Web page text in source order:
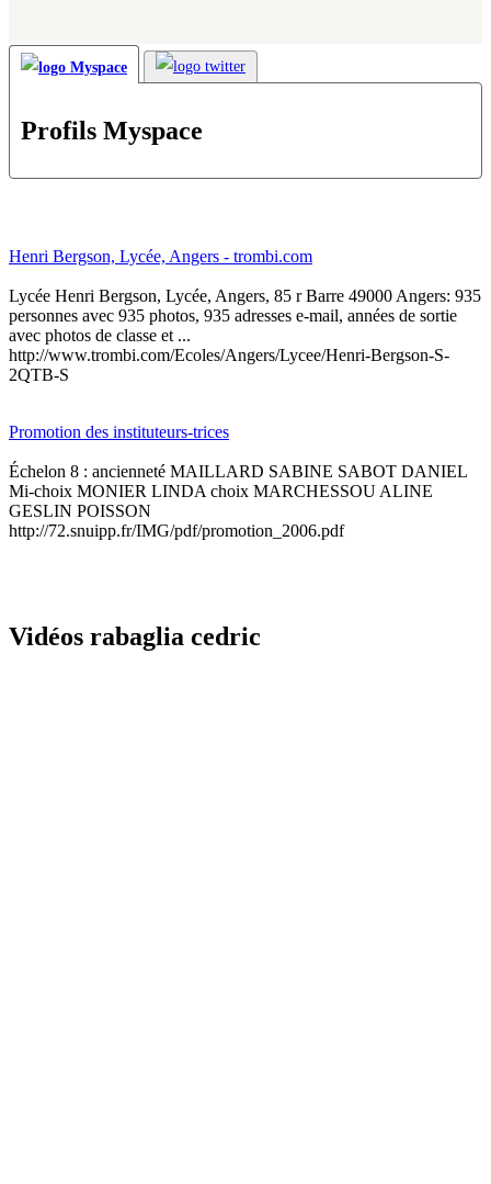
Profils Myspace
Henri Bergson, Lycée, Angers - trombi.com
Lycée Henri Bergson, Lycée, Angers, 85 r Barre 49000 Angers: 935
personnes avec 935 photos, 935 adresses e-mail, années de sortie
avec photos de classe et ...
http://www.trombi.com/Ecoles/Angers/Lycee/Henri-Bergson-S-
2QTB-S
Promotion des instituteurs-trices
Échelon 8 : ancienneté MAILLARD SABINE SABOT DANIEL
Mi-choix MONIER LINDA choix MARCHESSOU ALINE
GESLIN POISSON
http://72.snuipp.fr/IMG/pdf/promotion_2006.pdf
Vidéos rabaglia cedric